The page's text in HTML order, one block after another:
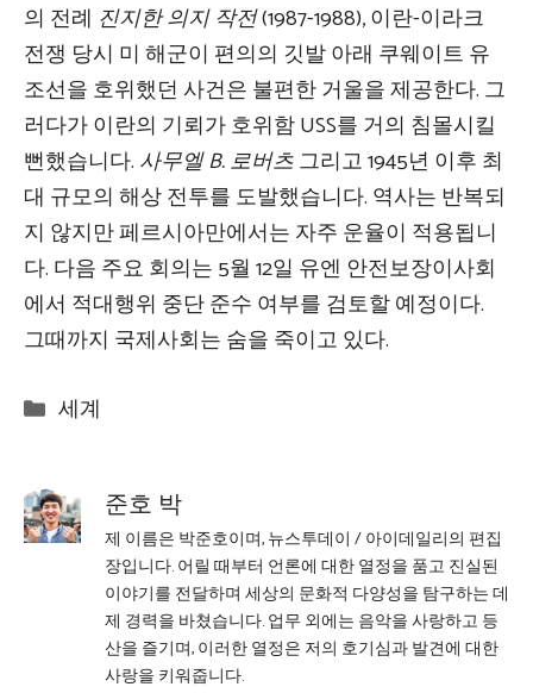
의 전례 진지한 의지 작전(1987-1988), 이란-이라크
전쟁 당시 미 해군이 편의의 깃발 아래 쿠웨이트 유
조선을 호위했던 사건은 불편한 거울을 제공한다. 그
러다가 이란의 기뢰가 호위함 USS를 거의 침몰시킬
뻔했습니다. 사무엘 B. 로버츠그리고 1945년 이후 최
대 규모의 해상 전투를 도발했습니다. 역사는 반복되
지 않지만 페르시아만에서는 자주 운율이 적용됩니
다. 다음 주요 회의는 5월 12일 유엔 안전보장이사회
에서 적대행위 중단 준수 여부를 검토할 예정이다.
그때까지 국제사회는 숨을 죽이고 있다.
Categories
세계
준호 박
제 이름은 박준호이며, 뉴스투데이 / 아이데일리의 편집
장입니다. 어릴 때부터 언론에 대한 열정을 품고 진실된
이야기를 전달하며 세상의 문화적 다양성을 탐구하는 데
제 경력을 바쳤습니다. 업무 외에는 음악을 사랑하고 등
산을 즐기며, 이러한 열정은 저의 호기심과 발견에 대한
사랑을 키워줍니다.